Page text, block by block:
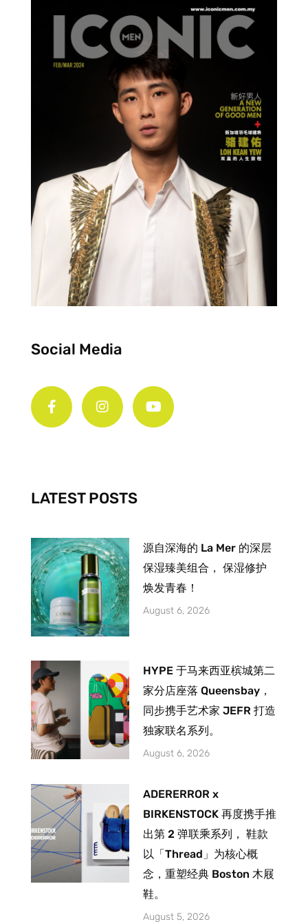
Social Media
a
c
-
f
n
s
m
o
u
LATEST POSTS
源自深海的 La Mer 的深层
保湿臻美组合， 保湿修护
焕发青春！
August 6, 2026
HYPE 于马来西亚槟城第二
家分店座落 Queensbay，
同步携手艺术家 JEFR 打造
独家联名系列。
August 6, 2026
ADERERROR x
BIRKENSTOCK 再度携手推
出第 2 弹联乘系列， 鞋款
以「Thread」为核心概
念，重塑经典 Boston 木屐
鞋。
August 5, 2026